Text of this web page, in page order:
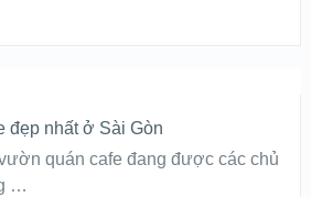
đẹp nhất ở Sài Gòn
quán cafe đang được các chủ
…